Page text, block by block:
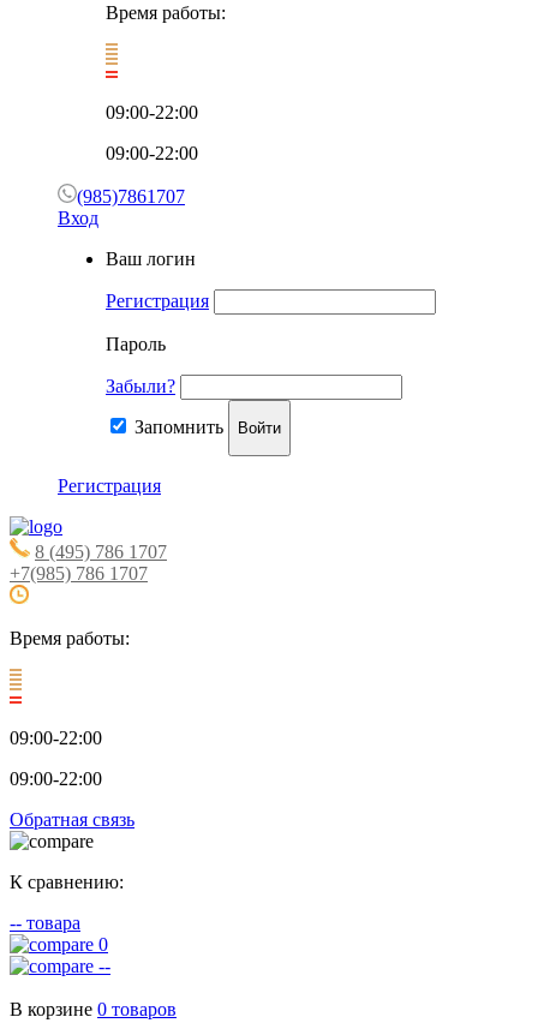
Время работы:
09:00-22:00
09:00-22:00
(985)7861707
Вход
Ваш логин
Регистрация
Пароль
Забыли?
Запомнить Войти
Регистрация
8 (495) 786 1707
+7(985) 786 1707
Время работы:
09:00-22:00
09:00-22:00
Обратная связь
К сравнению:
-- товара
0
--
В корзине 0 товаров